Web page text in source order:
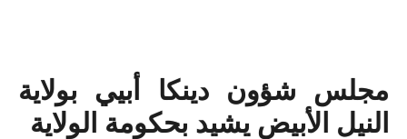
مجلس شؤون دينكا أبيي بولاية
النيل الأبيض يشيد بحكومة الولاية